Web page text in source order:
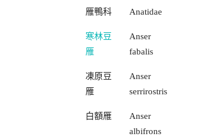
雁鴨科 Anatidae
寒林豆
雁
Anser
fabalis
凍原豆
雁
Anser
serrirostris
白額雁
Anser
albifrons